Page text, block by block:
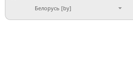
Белорусь [by]